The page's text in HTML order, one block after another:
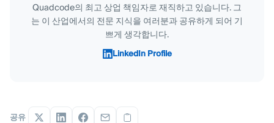
Quadcode의 최고 상업 책임자로 재직하고 있습니다. 그
는 이 산업에서의 전문 지식을 여러분과 공유하게 되어 기
쁘게 생각합니다.
LinkedIn Profile
공유